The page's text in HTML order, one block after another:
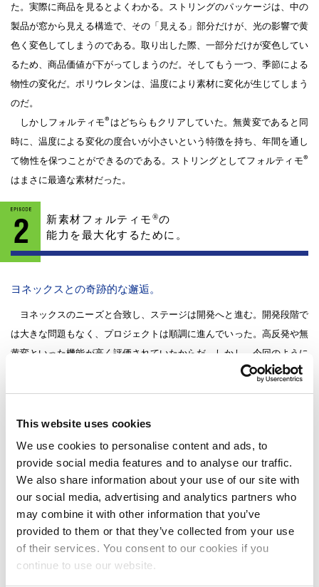
This website uses cookies
We use cookies to personalise content and ads, to
provide social media features and to analyse our traffic.
We also share information about your use of our site with
our social media, advertising and analytics partners who
may combine it with other information that you’ve
provided to them or that they’ve collected from your use
of their services. You consent to our cookies if you
continue to use our website.
た。実際に商品を見るとよくわかる。ストリングのパッケージは、中の
製品が窓から見える構造で、その「見える」部分だけが、光の影響で黄
色く変色してしまうのである。取り出した際、一部分だけが変色してい
るため、商品価値が下がってしまうのだ。そしてもう一つ、季節による
物性の変化だ。ポリウレタンは、温度により素材に変化が生じてしまう
のだ。
しかしフォルティモ® はどちらもクリアしていた。無黄変であると同
時に、温度による変化の度合いが小さいという特徴を持ち、年間を通し
て物性を保つことができるのである。ストリングとしてフォルティモ®
はまさに最適な素材だった。
新素材フォルティモ ®の
能力を最大化するために。
ヨネックスとの奇跡的な邂逅。
ヨネックスのニーズと合致し、ステージは開発へと進む。開発段階で
は大きな問題もなく、プロジェクトは順調に進んでいった。高反発や無
黄変といった機能が高く評価されていたからだ。しかし、今回のように
提案した素材がそのまま採用されるケースというのは稀なのだという。
ポリウレタンは、原材料の組み合わせを変えることによって、幅広い硬
修正を求められることが多い。
長谷川は言う。「今回は、ヨネックス様のニーズとフォルティモ
特徴がしっかりとマッチした良い事例だと思います。ヨネックス様は、
『新しい開発テーマが出た時に、ちょうど欲しい材料の紹介があった。
タイミングが早くても、遅くても、商品化に繋がらなかった。』とおっ
しゃっていました。まさに、奇跡と言えるかもしれませんね。」
とはいえ、全てが順調だったわけではない。研究開発の次のステージ
では大きな壁にぶつかることとなる。供給安定性の確保が課題となった
のだ。